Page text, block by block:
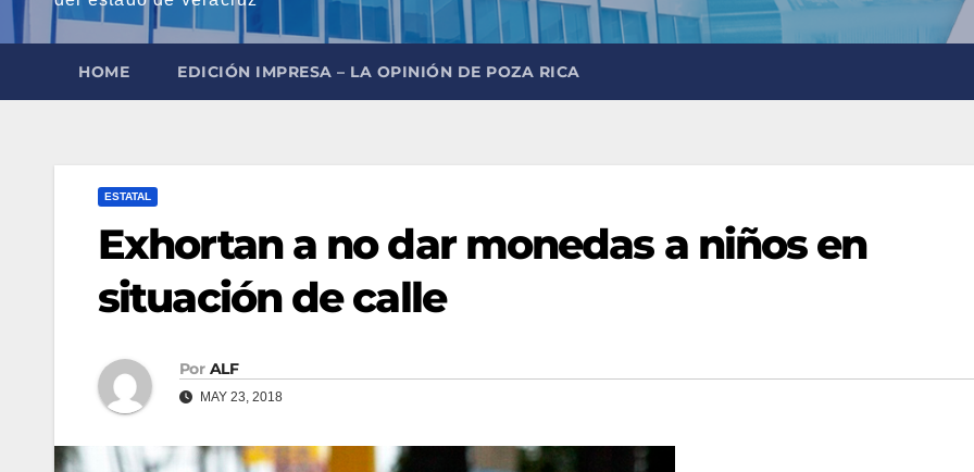
HOME EDICIÓN IMPRESA – LA OPINIÓN DE POZA RICA
ESTATAL
Exhortan a no dar monedas a niños en
situación de calle
Por ALF
MAY 23, 2018